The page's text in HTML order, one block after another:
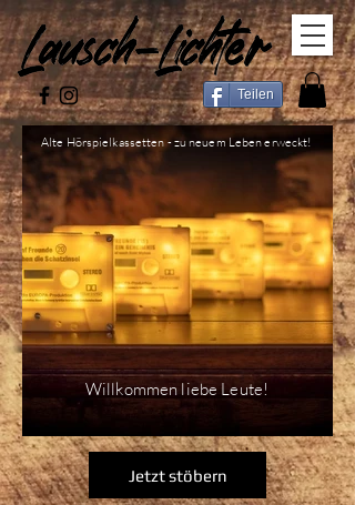
Teilen
Alte Hörspielkassetten - zu neuem Leben erweckt!
Willkommen liebe Leute!
Jetzt stöbern